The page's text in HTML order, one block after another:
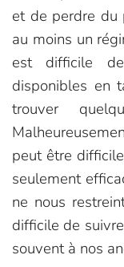
et de perdre du
au moins un
est difficile
disponibles en
trouver
peut être
seulement
ne nous
difficile de
souvent à nos